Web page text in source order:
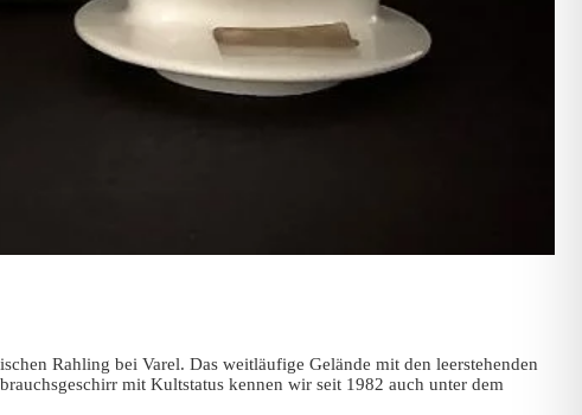
Rahling bei Varel. Das weitläufige Gelände mit den leerstehenden
mit Kultstatus kennen wir seit 1982 auch unter dem